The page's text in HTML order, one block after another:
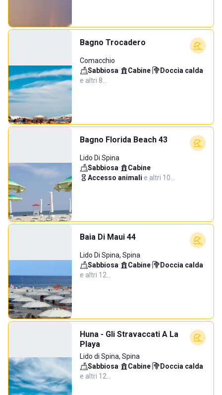
Bagno Trocadero
Comacchio
Sabbiosa· Cabine· Doccia calda·
e altri 8…
Bagno Florida Beach 43
Lido Di Spina
Sabbiosa· Cabine·
Accesso animali·e altri 10…
Baia Di Maui 44
Lido Di Spina, Spina
Sabbiosa· Cabine· Doccia calda·
e altri 12…
Huna - Gli Stravaccati A La
Playa
Lido di Spina, Spina
Sabbiosa· Cabine· Doccia calda·
e altri 12…